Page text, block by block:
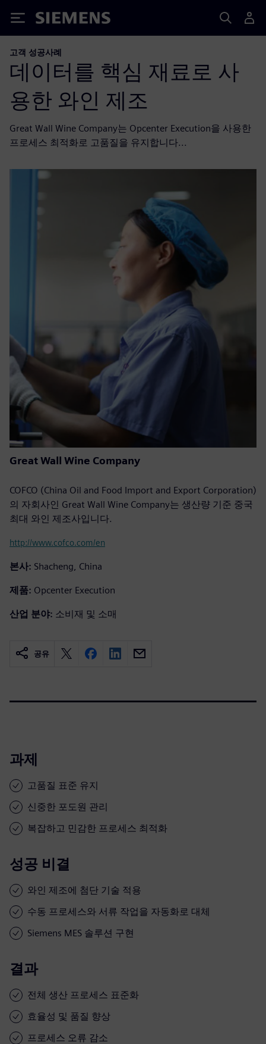
Siemens
고객 성공사례
데이터를 핵심 재료로 사
용한 와인 제조
Great Wall Wine Company는 Opcenter Execution을 사용한
프로세스 최적화로 고품질을 유지합니다...
Great Wall Wine Company
COFCO (China Oil and Food Import and Export Corporation)
의 자회사인 Great Wall Wine Company는 생산량 기준 중국
최대 와인 제조사입니다.
http://www.cofco.com/en
본사: Shacheng, China
제품: Opcenter Execution
산업 분야: 소비재 및 소매
공유
과제
고품질 표준 유지
신중한 포도원 관리
복잡하고 민감한 프로세스 최적화
성공 비결
와인 제조에 첨단 기술 적용
수동 프로세스와 서류 작업을 자동화로 대체
Siemens MES 솔루션 구현
결과
전체 생산 프로세스 표준화
효율성 및 품질 향상
프로세스 오류 감소